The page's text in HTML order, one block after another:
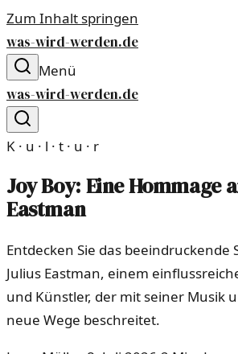
Zum Inhalt springen
was-wird-werden.de
Menü
was-wird-werden.de
K · u · l · t · u · r
Joy Boy: Eine Hommage
Eastman
Entdecken Sie das beeindruckende
Julius Eastman, einem
und Künstler, der mit seiner Musik
neue Wege beschreitet.